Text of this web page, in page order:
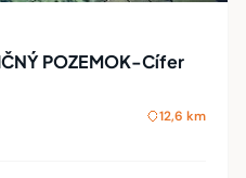
POZEMOK-Cífer
12,6 km